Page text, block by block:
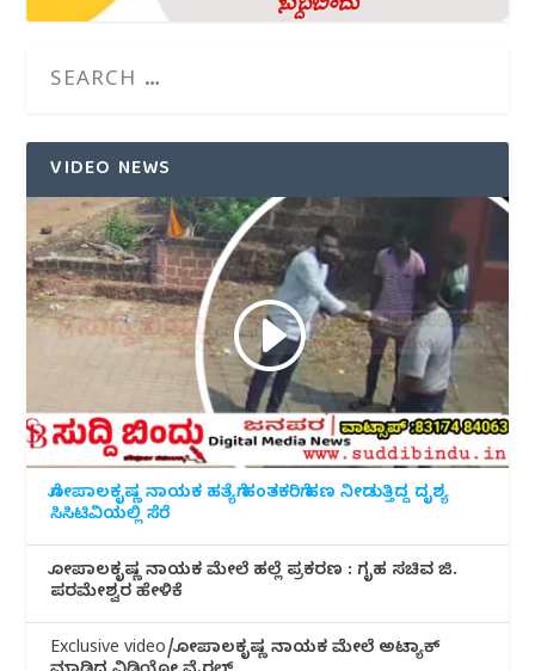
VIDEO NEWS
ಗೋಪಾಲಕೃಷ್ಣ ನಾಯಕ ಹತ್ಯೆಗೆ ಹಂತಕರಿಗೆ ಹಣ ನೀಡುತ್ತಿದ್ದ ದೃಶ್ಯ
ಸಿಸಿಟಿವಿಯಲ್ಲಿ ಸೆರೆ
ಗೋಪಾಲಕೃಷ್ಣ ನಾಯಕ ಮೇಲೆ ಹಲ್ಲೆ ಪ್ರಕರಣ : ಗೃಹ ಸಚಿವ ಜಿ.
ಪರಮೇಶ್ವರ ಹೇಳಿಕೆ
Exclusive video/ಗೋಪಾಲಕೃಷ್ಣ ನಾಯಕ ಮೇಲೆ ಅಟ್ಯಾಕ್